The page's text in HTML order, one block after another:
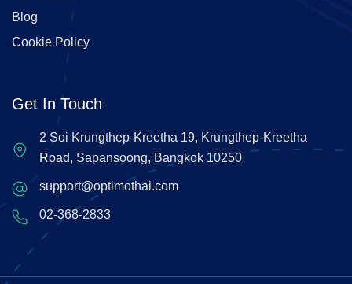
Blog
Cookie Policy
Get In Touch
2 Soi Krungthep-Kreetha 19, Krungthep-Kreetha
Road, Sapansoong, Bangkok 10250
support@optimothai.com
02-368-2833